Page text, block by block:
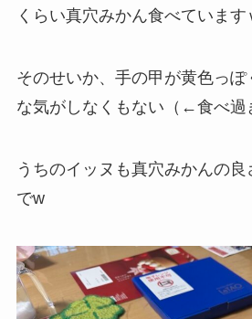
くらい真穴みかん食べています
そのせいか、手の甲が黄色っぽ
な気がしなくもない（←食べ過
うちのイッヌも真穴みかんの
でw